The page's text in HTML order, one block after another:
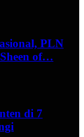
PLN
of…
di 7